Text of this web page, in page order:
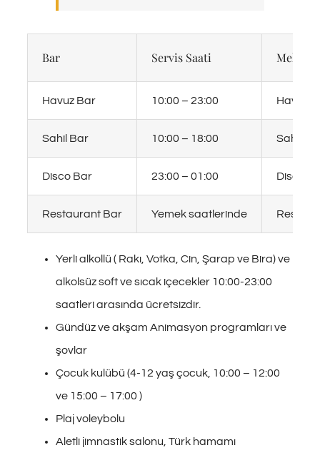
Bar Servis Saati Mekan
Havuz Bar 10:00 – 23:00 Havuz
Sahil Bar 10:00 – 18:00 Sahil
Disco Bar 23:00 – 01:00 Disco
Restaurant Bar Yemek saatlerinde
Yerli alkollü ( Rakı, Votka, Cin, Şarap ve Bira) ve
alkolsüz soft ve sıcak içecekler 10:00-23:00
saatleri arasında ücretsizdir.
Gündüz ve akşam Animasyon programları ve
şovlar
Çocuk kulübü (4-12 yaş çocuk, 10:00 – 12:00
ve 15:00 – 17:00 )
Plaj voleybolu
Aletli jimnastik salonu, Türk hamamı